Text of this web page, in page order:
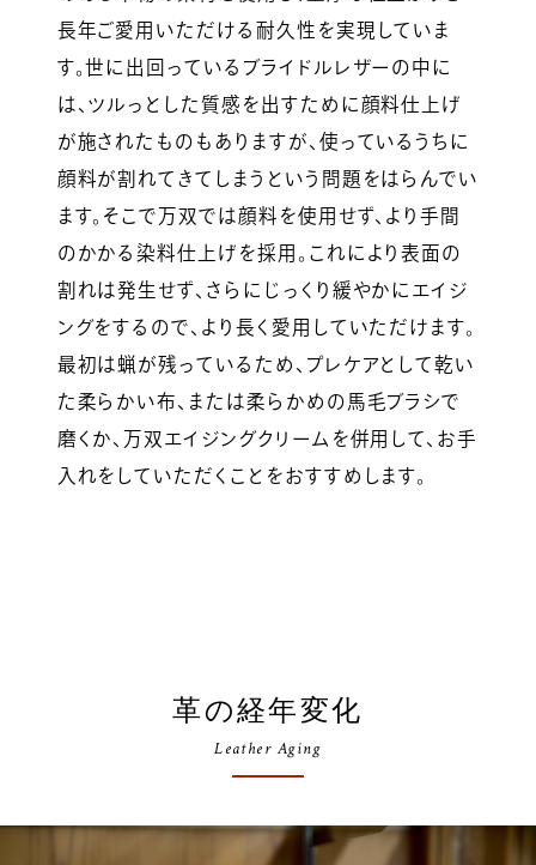
長年ご愛用いただける耐久性を実現していま
す。世に出回っているブライドルレザーの中に
は、ツルっとした質感を出すために顔料仕上げ
が施されたものもありますが、使っているうちに
顔料が割れてきてしまうという問題をはらんでい
ます。そこで万双では顔料を使用せず、より手間
のかかる染料仕上げを採用。これにより表面の
割れは発生せず、さらにじっくり緩やかにエイジ
ングをするので、より長く愛用していただけます。
最初は蝋が残っているため、プレケアとして乾い
た柔らかい布、または柔らかめの馬毛ブラシで
磨くか、万双エイジングクリームを併用して、お手
入れをしていただくことをおすすめします。
革の経年変化
Leather Aging